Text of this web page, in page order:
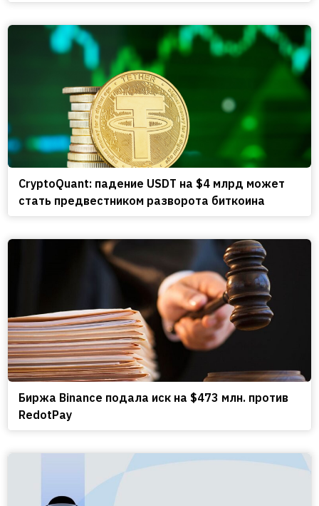
CryptoQuant: падение USDT на $4 млрд может
стать предвестником разворота биткоина
Биржа Binance подала иск на $473 млн. против
RedotPay